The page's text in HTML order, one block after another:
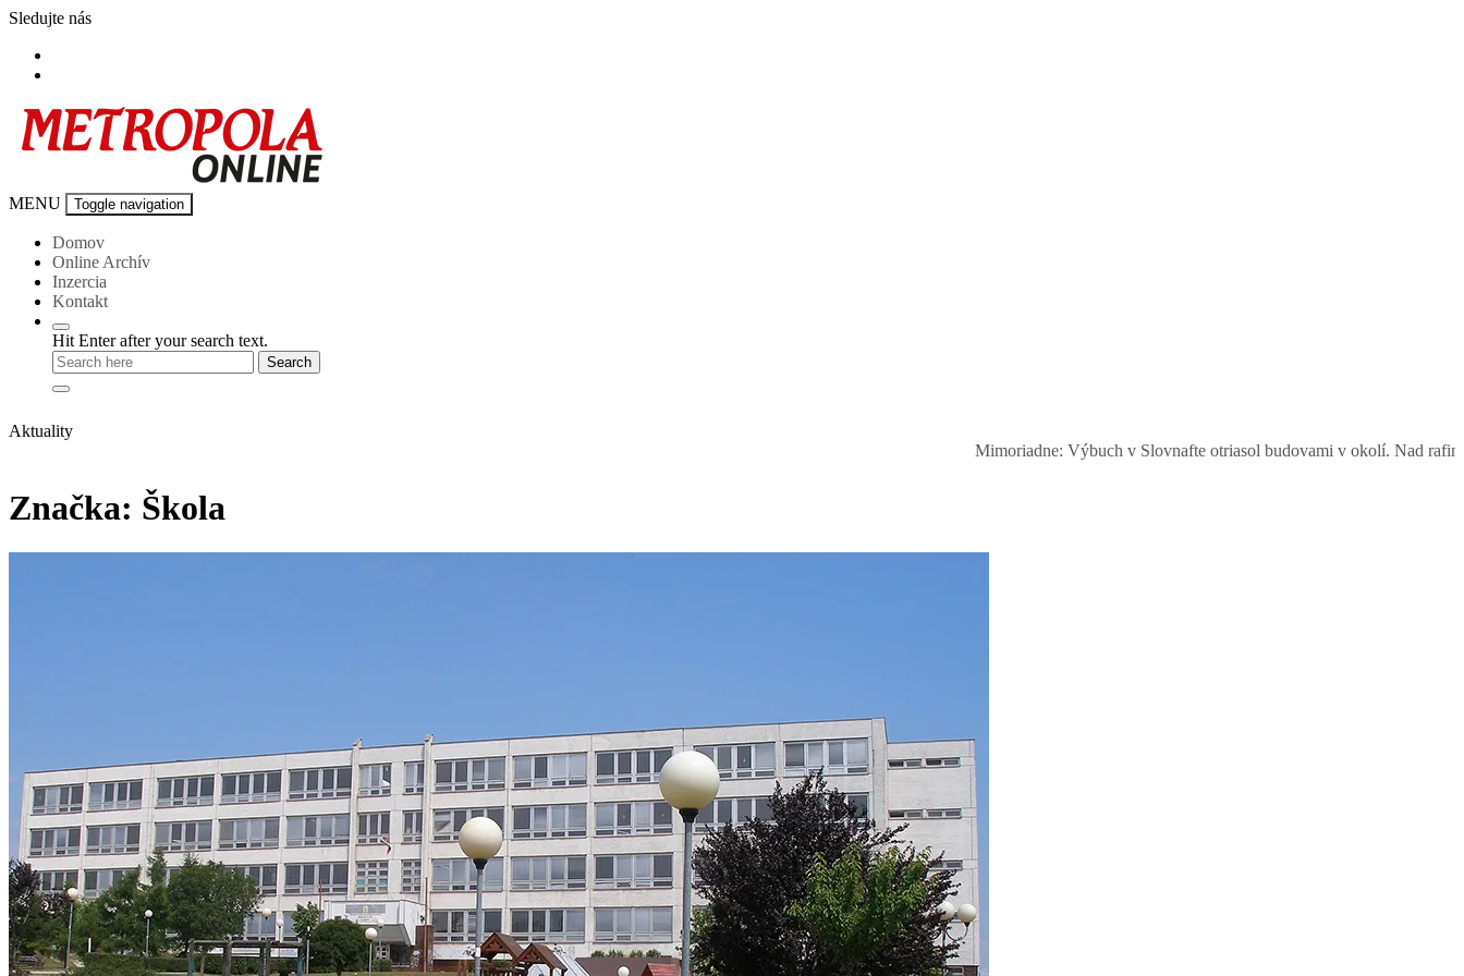
Skip
content
Sledujte nás
Metropola-
MENU Toggle navigation
Domov
Online Archív
Inzercia
Kontakt
Hit Enter after your search text.
Aktuality
Mimoriadne: Výbuch v Slovnafte otriasol budovami v okolí. Nad rafinériou stúpal dym,
Značka: Škola